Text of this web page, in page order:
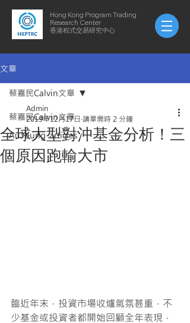
Hong Kong Program Trading
Research Center
​​香港程式交易研究中心
文章
蔡嘉民Calvin文章
AuYeung-articles
蔡嘉民Calvin文章
全球大型對沖基金分析！三
個原因跑輸大市
Admin
2019年12月17日 讀畢需時 2 分鐘
臨近年末，投資市場收爐氣氛甚重，不
少基金或投資者都開始回顧全年表現，